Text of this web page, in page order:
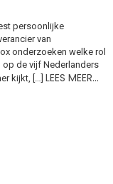
persoonlijke
van
onderzoeken welke rol
de vijf Nederlanders
kijkt, […] LEES MEER…